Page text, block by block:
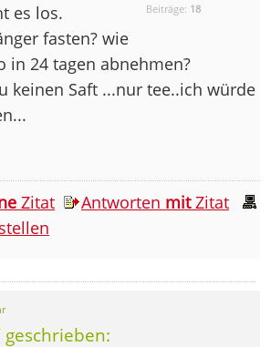
Beiträge: 18
es los.
fasten? wie
in 24 tagen abnehmen?
keinen Saft ...nur tee..ich würde
Zitat Antworten mitZitat
geschrieben: